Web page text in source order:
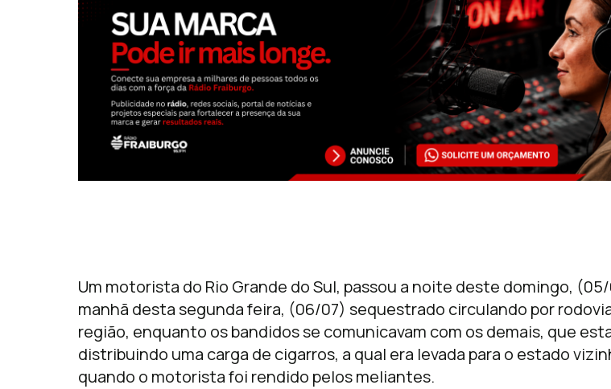
Um motorista do Rio Grande do Sul, passou a noite deste domingo,
manhã desta segunda feira, (06/07) sequestrado circulando por
região, enquanto os bandidos se comunicavam com os demais, que
distribuindo uma carga de cigarros, a qual era levada para o estado
quando o motorista foi rendido pelos meliantes.